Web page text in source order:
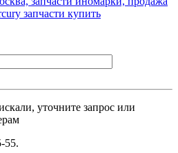
уточните запрос или
55.